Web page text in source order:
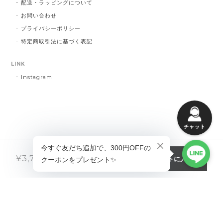
¥3,750 税込 カートに入れる
配送・ラッピングについて
お問い合わせ
プライバシーポリシー
特定商取引法に基づく表記
LINK
Instagram
チャット